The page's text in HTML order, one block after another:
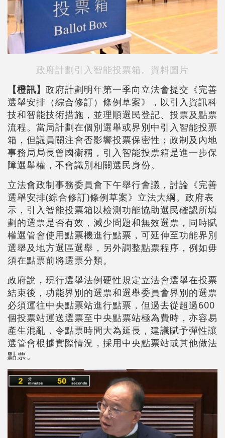
政府計劃引入智能投票箱。資料圖片
【橙訊】 政府計劃明年第一季向立法會提交《完善
選舉安排（綜合修訂）條例草案》，以引入資訊科
技和智能技術措施，並理順選民登記、投票及點票
流程。當局計劃在個別選舉或界別中引入智能投票
箱，但議員關注會否影響投票保密性；政制及內地
事務局局長曾國衞稱，引入智能投票箱是進一步保
障選舉權，不會識別相關選民身份。
立法會政制事務委員會下午舉行會議，討論《完善
選舉安排(綜合修訂)條例草案》立法大綱。政府表
示，引入智能投票箱以檢測功能協助選民確認所填
劃的選票是否有效，減少問題和無效選票，同時賦
權選管會使用點票機進行點票，可延伸至功能界別
選舉及地方選區選舉，另外調整點票程序，例如毋
須在點票前將選票分類。
政府說，現行選舉法例硬性規定立法會選舉在投票
結束後，功能界別的選票和選舉委員會界別的選票
必須運往中央點票站進行點票，但過去從超過600
個投票站運送選票至中央點票站極為費時，亦容易
產生混亂，令點票時間大為延長，建議賦予彈性讓
選管會根據實際情況，採用中央點票站或其他做法
點票。